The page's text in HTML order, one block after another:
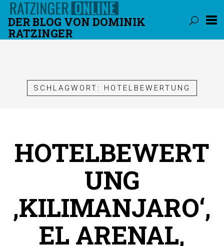
DER BLOG VON DOMINIK
RATZINGER
SCHLAGWORT: HOTELBEWERTUNG
HOTELBEWERT
UNG
‚KILIMANJARO‘,
EL ARENAL,